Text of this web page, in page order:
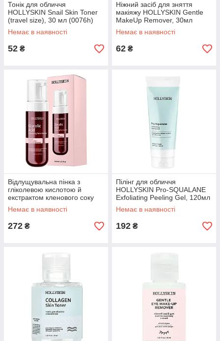
Тонік для обличчя
HOLLYSKIN Snail Skin Toner
(travel size), 30 мл (0076h)
Немає в наявності
52 ₴
Ніжний засіб для зняття
макіяжу HOLLYSKIN Gentle
MakeUp Remover, 30мл
(0084h)
Немає в наявності
62 ₴
Відлущувальна пінка з
гліколевою кислотою й
екстрактом кленового соку
HOLLYSKIN Glycolic Acid, 150
мл (0292h)
Немає в наявності
272 ₴
Пілінг для обличчя
HOLLYSKIN Pro-SQUALANE
Exfoliating Peeling Gel, 120мл
(0106h)
Немає в наявності
192 ₴